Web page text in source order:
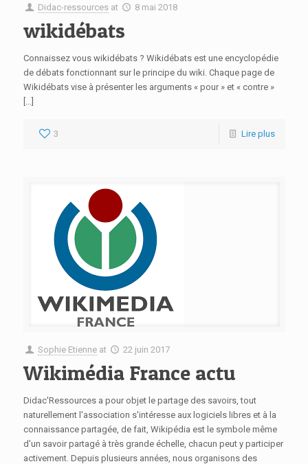
Didac-ressources at 8 mai 2018
wikidébats
Connaissez vous wikidébats ? Wikidébats est une encyclopédie
de débats fonctionnant sur le principe du wiki. Chaque page de
Wikidébats vise à présenter les arguments « pour » et « contre »
[…]
3 Lire plus
Sophie Etienne at 22 juin 2017
Wikimédia France actu
Didac'Ressources a pour objet le partage des savoirs, tout
naturellement l'association s'intéresse aux logiciels libres et à la
connaissance partagée, de fait, Wikipédia est le symbole même
d'un savoir partagé à très grande échelle, chacun peut y participer
activement. Depuis plusieurs années, nous organisons des